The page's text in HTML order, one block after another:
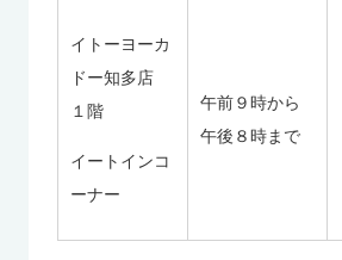
イトーヨーカ
ドー知多店
１階
イートインコ
ーナー
午前９時から
午後８時まで